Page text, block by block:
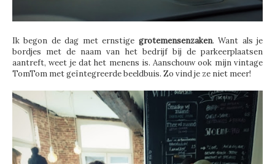
Ik begon de dag met ernstige grotemensenzaken. Want als je
bordjes met de naam van het bedrijf bij de parkeerplaatsen
aantreft, weet je dat het menens is. Aanschouw ook mijn vintage
TomTom met geïntegreerde beeldbuis. Zo vind je ze niet meer!